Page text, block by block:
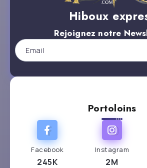
Hiboux
Rejoignez notre
Portoloins
Facebook
245K
Instagram
2M